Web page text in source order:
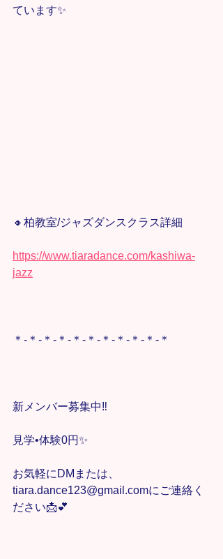
ています✨
🔸柏教室/ジャズダンスクラス詳細
https://www.tiaradance.com/kashiwa-
jazz
＊-＊-＊-＊-＊-＊-＊-＊-＊-＊-＊
新メンバー募集中‼️
見学•体験0円✨
お気軽にDMまたは、
tiara.dance123@gmail.comにご連絡く
ださい📩💕